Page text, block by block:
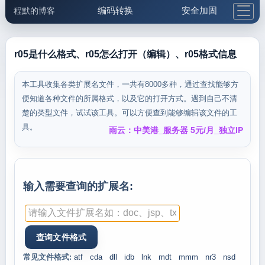
程默的博客 编码转换 安全加固
邮件工具 生活便民 更多工具
5.1支付宝大红包
r05是什么格式、r05怎么打开（编辑）、r05格式信息
本工具收集各类扩展名文件，一共有8000多种，通过查找能够方
便知道各种文件的所属格式，以及它的打开方式。遇到自己不清
楚的类型文件，试试该工具。可以方便查到能够编辑该文件的工
具。
雨云：中美港_服务器 5元/月_独立IP
输入需要查询的扩展名:
常见文件格式: atf cda dll idb lnk mdt mmm nr3
nsd